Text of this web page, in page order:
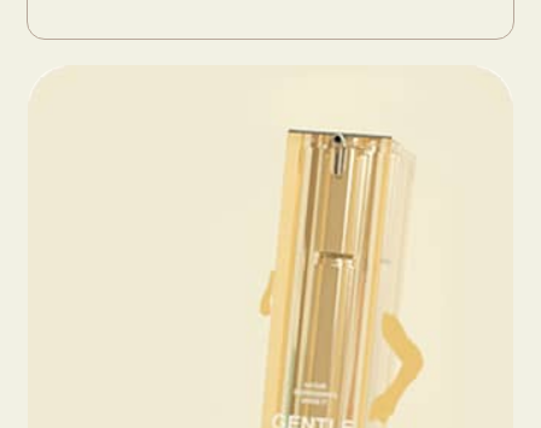
未来主义设计美学的先行者
获取方案